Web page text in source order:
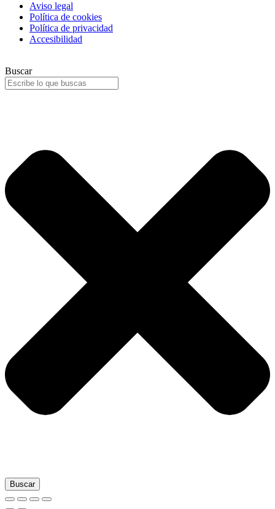
Aviso legal
Política de cookies
Política de privacidad
Accesibilidad
Buscar
Buscar